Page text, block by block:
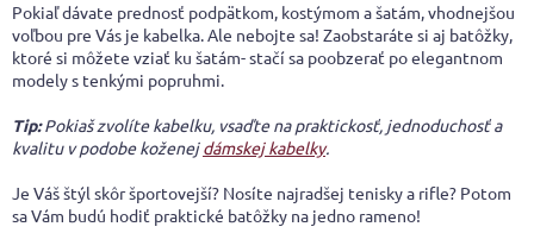
Pokiaľ dávate prednosť podpätkom, kostýmom a šatám, vhodnejšou
voľbou pre Vás je kabelka. Ale nebojte sa! Zaobstaráte si aj batôžky,
ktoré si môžete vziať ku šatám- stačí sa poobzerať po elegantnom
modely s tenkými popruhmi.
Tip:Pokiaš zvolíte kabelku, vsaďte na praktickosť, jednoduchosť a
kvalitu v podobe koženejdámskej kabelky.
Je Váš štýl skôr športovejší? Nosíte najradšej tenisky a rifle? Potom
sa Vám budú hodiť praktické batôžky na jedno rameno!